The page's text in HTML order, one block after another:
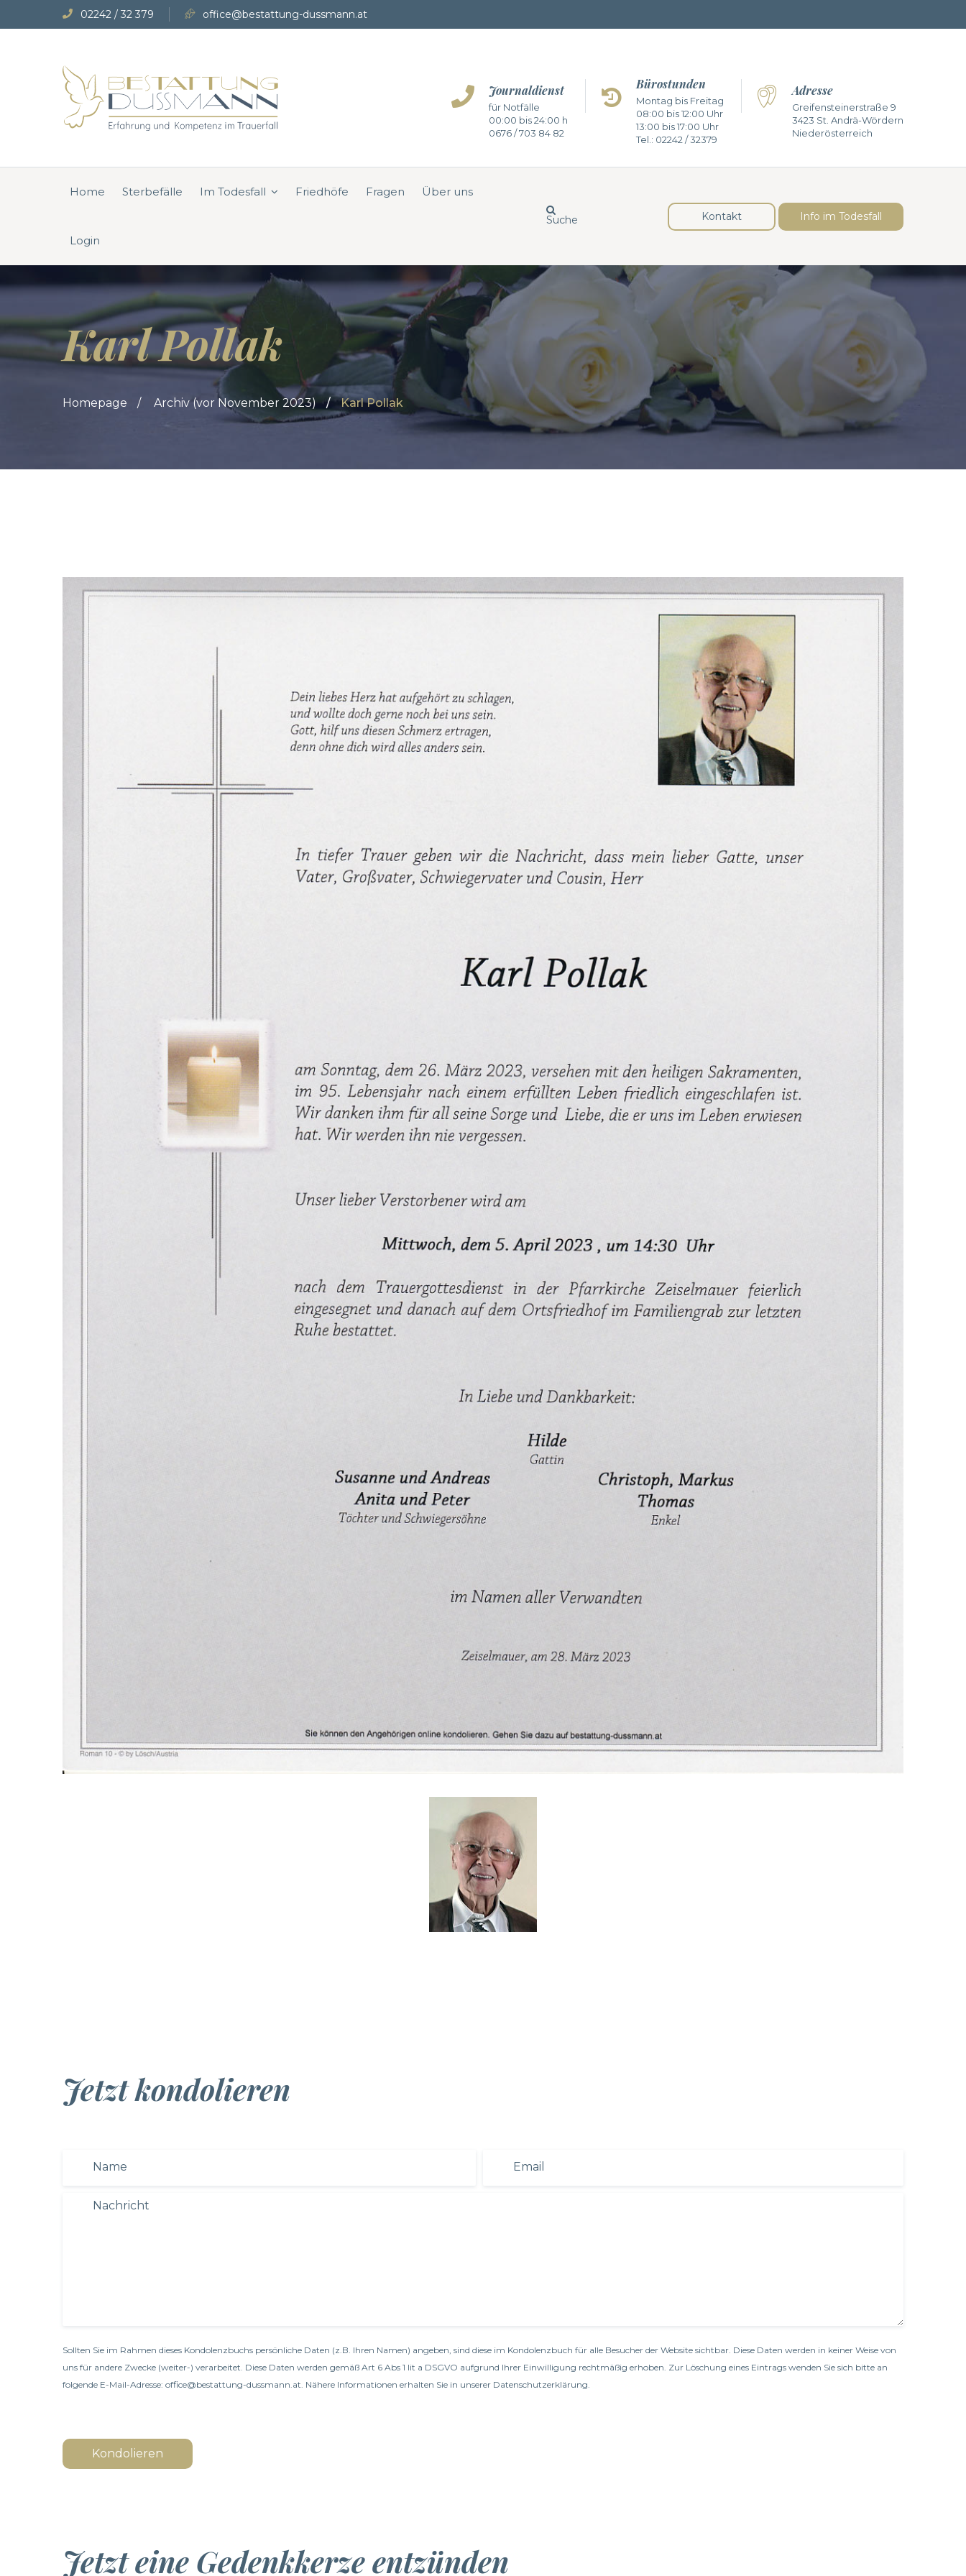
02242 / 32 379 office@bestattung-dussmann.at
Journaldienst
für Notfälle
00:00 bis 24:00 h
0676 / 703 84 82
Bürostunden
Montag bis Freitag
08:00 bis 12:00 Uhr
13:00 bis 17:00 Uhr
Tel.: 02242 / 32379
Adresse
Greifensteinerstraße 9
3423 St. Andrä-Wördern
Niederösterreich
Home Sterbefälle Im Todesfall Friedhöfe Fragen Über uns
Login
Kontakt Info im Todesfall
Karl Pollak
Homepage Archiv (vor November 2023) Karl Pollak
Jetzt kondolieren
Sollten Sie im Rahmen dieses Kondolenzbuchs persönliche Daten (z.B. Ihren Namen) angeben, sind diese im Kondolenzbuch für alle Besucher der Website sichtbar. Diese Daten werden in keiner Weise von
uns für andere Zwecke (weiter-) verarbeitet. Diese Daten werden gemäß Art 6 Abs 1 lit a DSGVO aufgrund Ihrer Einwilligung rechtmäßig erhoben. Zur Löschung eines Eintrags wenden Sie sich bitte an
folgende E-Mail-Adresse: office@bestattung-dussmann.at. Nähere Informationen erhalten Sie in unserer Datenschutzerklärung
Kondolieren
Jetzt eine Gedenkkerze entzünden